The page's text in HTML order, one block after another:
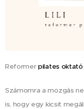
Reformerpilates oktató
Számomra a mozgás
is, hogy egy kicsit